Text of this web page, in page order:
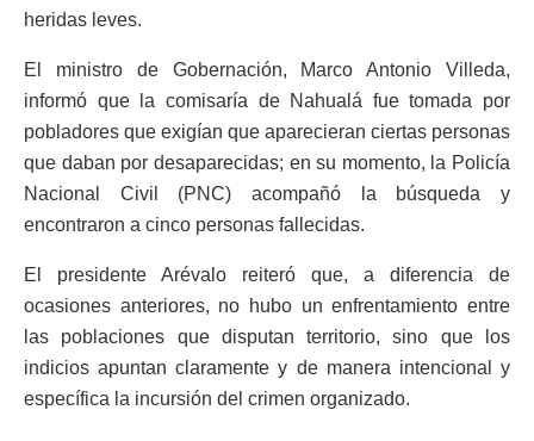
heridas leves.
El ministro de Gobernación, Marco Antonio Villeda,
informó que la comisaría de Nahualá fue tomada por
pobladores que exigían que aparecieran ciertas personas
que daban por desaparecidas; en su momento, la Policía
Nacional Civil (PNC) acompañó la búsqueda y
encontraron a cinco personas fallecidas.
El presidente Arévalo reiteró que, a diferencia de
ocasiones anteriores, no hubo un enfrentamiento entre
las poblaciones que disputan territorio, sino que los
indicios apuntan claramente y de manera intencional y
específica la incursión del crimen organizado.